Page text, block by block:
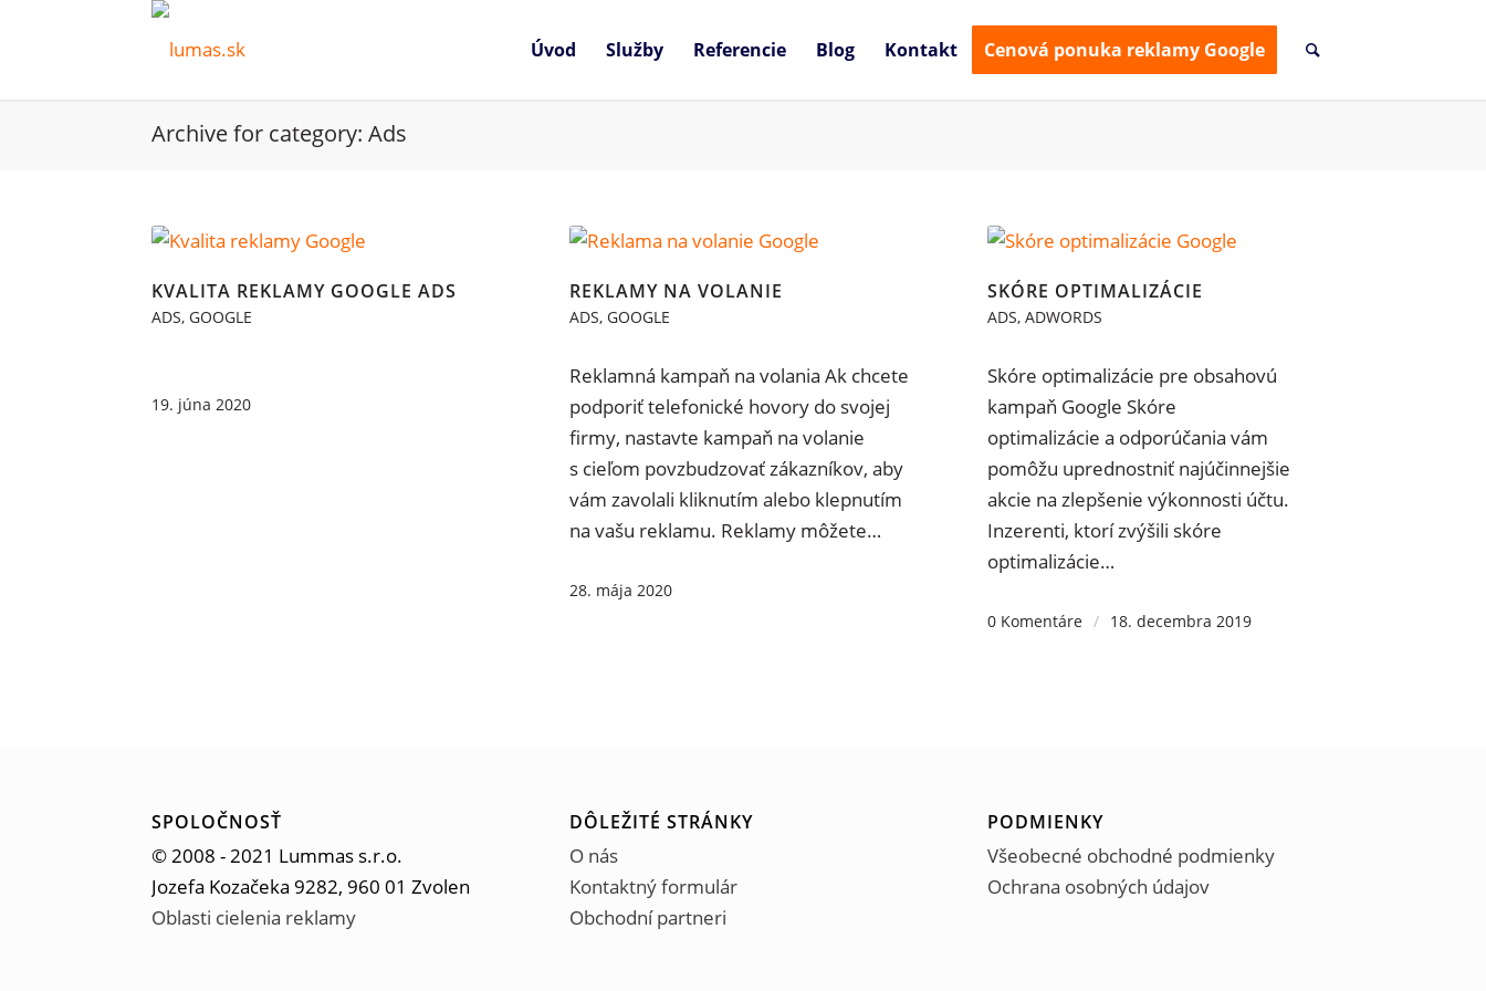
Úvod Služby Referencie Blog Kontakt Cenová ponuka reklamy Google
Archive for category: Ads
KVALITA REKLAMY GOOGLE ADS
ADS,GOOGLE
19. júna 2020
REKLAMY NA VOLANIE
ADS,GOOGLE
Reklamná kampaň na volania Ak chcete
podporiť telefonické hovory do svojej
firmy, nastavte kampaň na volanie
s cieľom povzbudzovať zákazníkov, aby
vám zavolali kliknutím alebo klepnutím na
vašu reklamu. Reklamy môžete…
28. mája 2020
SKÓRE OPTIMALIZÁCIE
ADS,ADWORDS
Skóre optimalizácie pre obsahovú
kampaň Google Skóre
optimalizácie a odporúčania vám pomôžu
uprednostniť najúčinnejšie akcie na
zlepšenie výkonnosti účtu. Inzerenti, ktorí
zvýšili skóre optimalizácie…
© 2008 - 2021 Lummas s.r.o.
Jozefa Kozačeka 9282, 960 01 Zvolen
Oblasti cielenia reklamy
O nás
Kontaktný formulár
Obchodní partneri
Všeobecné obchodné podmienky
Ochrana osobných údajov